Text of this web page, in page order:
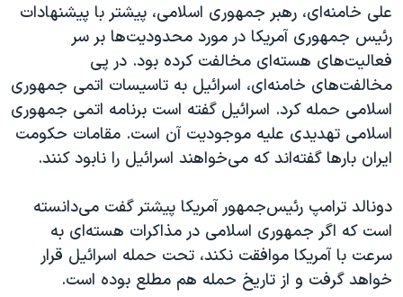
علی خامنه‌ای، رهبر جمهوری اسلامی، پیشتر با پیشنهادات
رئیس جمهوری آمریکا در مورد محدودیت‌ها بر سر
فعالیت‌های هسته‌ای مخالفت کرده بود. در پی
مخالفت‌های خامنه‌ای، اسرائیل به تاسیسات اتمی جمهوری
اسلامی حمله کرد. اسرائيل گفته است برنامه اتمی جمهوری
اسلامی تهدیدی علیه موجودیت آن است. مقامات حکومت
ایران بارها گفته‌اند که می‌خواهند اسرائیل را نابود کنند.
دونالد ترامپ رئیس‌جمهور آمریکا پیشتر گفت می‌دانسته
است که اگر جمهوری اسلامی در مذاکرات هسته‌ای به
سرعت با آمریکا موافقت نکند، تحت حمله اسرائیل قرار
خواهد گرفت و از تاریخ حمله هم مطلع بوده است.